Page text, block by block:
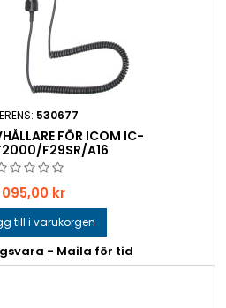
530677
FÖR ICOM IC-
F29SR/A16
095,00 kr
till i varukorgen
- Maila för tid